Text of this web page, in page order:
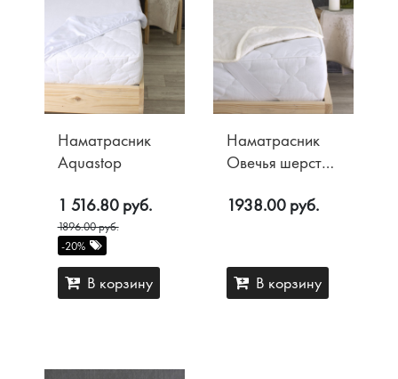
Наматрасник
Aquastop
1 516.80 руб.
1896.00 руб.
-20%
В корзину
Наматрасник
Овечья шерсть
Хлопок
1938.00 руб.
В корзину